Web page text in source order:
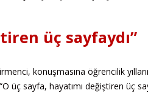
üç sayfaydı”
konuşmasına öğrencilik
üç sayfa, hayatımı değiştiren üç